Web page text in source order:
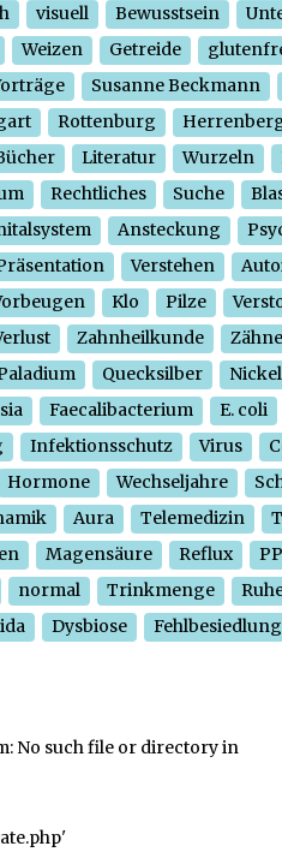
visuell Bewusstsein
Weizen Getreide
Susanne Beckmann
Rottenburg
Literatur Wurzeln
Rechtliches Suche
Ansteckung
Verstehen
Klo Pilze
Zahnheilkunde Zähne
Quecksilber Nickel
Faecalibacterium E. coli
Infektionsschutz Virus
Hormone Wechseljahre
Aura Telemedizin
Magensäure Reflux
normal Trinkmenge
Dysbiose Fehlbesiedlung
No such file or directory in